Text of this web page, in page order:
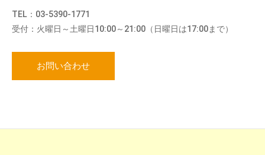
TEL：03-5390-1771
受付：火曜日～土曜日10:00～21:00（日曜日は17:00まで）
お問い合わせ